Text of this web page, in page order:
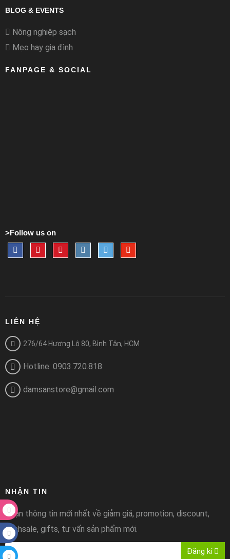
BLOG & EVENTS
Nông nghiệp sạch
Mẹo hay gia đình
FANPAGE & SOCIAL
>Follow us on
LIÊN HỆ
276/64 Hương Lộ 80, Bình Tân, HCM
Hotline: 0903.720.818
damsanstore@gmail.com
NHẬN TIN
Nhận thông tin mới nhất về giảm giá, promotion, discount,
flashsale, gifts, tư vấn sản phẩm mới.
Đăng kí